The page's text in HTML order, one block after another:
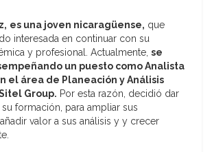
es una joven nicaragüense, que
interesada en continuar con su
y profesional. Actualmente, se
un puesto como Analista
el área de Planeación y Análisis
Group. Por esta razón, decidió dar
formación, para ampliar sus
valor a sus análisis y y crecer